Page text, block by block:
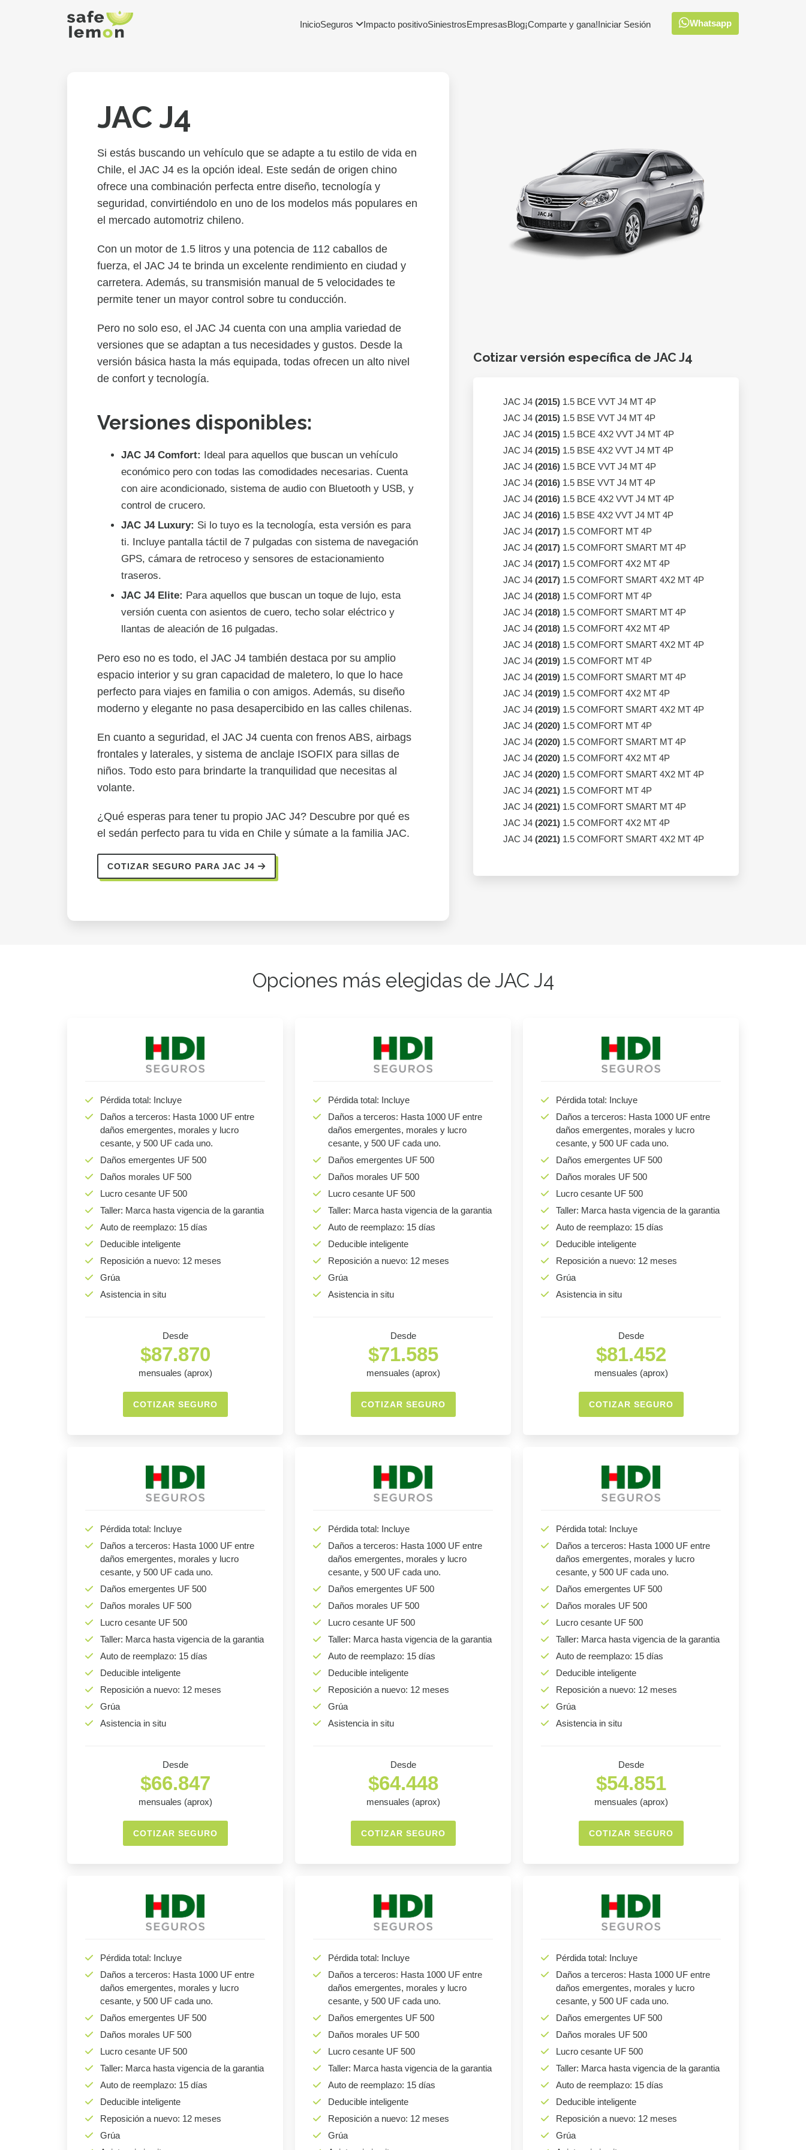
InicioSeguros Impacto positivoSiniestrosEmpresasBlog¡Comparte y gana!Iniciar Sesión Whatsapp
JAC J4
Si estás buscando un vehículo que se adapte a tu estilo de vida en
Chile, el JAC J4 es la opción ideal. Este sedán de origen chino
ofrece una combinación perfecta entre diseño, tecnología y
seguridad, convirtiéndolo en uno de los modelos más populares en
el mercado automotriz chileno.
Con un motor de 1.5 litros y una potencia de 112 caballos de
fuerza, el JAC J4 te brinda un excelente rendimiento en ciudad y
carretera. Además, su transmisión manual de 5 velocidades te
permite tener un mayor control sobre tu conducción.
Pero no solo eso, el JAC J4 cuenta con una amplia variedad de
versiones que se adaptan a tus necesidades y gustos. Desde la
versión básica hasta la más equipada, todas ofrecen un alto nivel
de confort y tecnología.
Versiones disponibles:
JAC J4 Comfort: Ideal para aquellos que buscan un vehículo
económico pero con todas las comodidades necesarias. Cuenta
con aire acondicionado, sistema de audio con Bluetooth y USB, y
control de crucero.
JAC J4 Luxury: Si lo tuyo es la tecnología, esta versión es para
ti. Incluye pantalla táctil de 7 pulgadas con sistema de navegación
GPS, cámara de retroceso y sensores de estacionamiento
traseros.
JAC J4 Elite: Para aquellos que buscan un toque de lujo, esta
versión cuenta con asientos de cuero, techo solar eléctrico y
llantas de aleación de 16 pulgadas.
Pero eso no es todo, el JAC J4 también destaca por su amplio
espacio interior y su gran capacidad de maletero, lo que lo hace
perfecto para viajes en familia o con amigos. Además, su diseño
moderno y elegante no pasa desapercibido en las calles chilenas.
En cuanto a seguridad, el JAC J4 cuenta con frenos ABS, airbags
frontales y laterales, y sistema de anclaje ISOFIX para sillas de
niños. Todo esto para brindarte la tranquilidad que necesitas al
volante.
¿Qué esperas para tener tu propio JAC J4? Descubre por qué es
el sedán perfecto para tu vida en Chile y súmate a la familia JAC.
COTIZAR SEGURO PARA JAC J4
Cotizar versión específica de JAC J4
JAC J4 (2015) 1.5 BCE VVT J4 MT 4P
JAC J4 (2015) 1.5 BSE VVT J4 MT 4P
JAC J4 (2015) 1.5 BCE 4X2 VVT J4 MT 4P
JAC J4 (2015) 1.5 BSE 4X2 VVT J4 MT 4P
JAC J4 (2016) 1.5 BCE VVT J4 MT 4P
JAC J4 (2016) 1.5 BSE VVT J4 MT 4P
JAC J4 (2016) 1.5 BCE 4X2 VVT J4 MT 4P
JAC J4 (2016) 1.5 BSE 4X2 VVT J4 MT 4P
JAC J4 (2017) 1.5 COMFORT MT 4P
JAC J4 (2017) 1.5 COMFORT SMART MT 4P
JAC J4 (2017) 1.5 COMFORT 4X2 MT 4P
JAC J4 (2017) 1.5 COMFORT SMART 4X2 MT 4P
JAC J4 (2018) 1.5 COMFORT MT 4P
JAC J4 (2018) 1.5 COMFORT SMART MT 4P
JAC J4 (2018) 1.5 COMFORT 4X2 MT 4P
JAC J4 (2018) 1.5 COMFORT SMART 4X2 MT 4P
JAC J4 (2019) 1.5 COMFORT MT 4P
JAC J4 (2019) 1.5 COMFORT SMART MT 4P
JAC J4 (2019) 1.5 COMFORT 4X2 MT 4P
JAC J4 (2019) 1.5 COMFORT SMART 4X2 MT 4P
JAC J4 (2020) 1.5 COMFORT MT 4P
JAC J4 (2020) 1.5 COMFORT SMART MT 4P
JAC J4 (2020) 1.5 COMFORT 4X2 MT 4P
JAC J4 (2020) 1.5 COMFORT SMART 4X2 MT 4P
JAC J4 (2021) 1.5 COMFORT MT 4P
JAC J4 (2021) 1.5 COMFORT SMART MT 4P
JAC J4 (2021) 1.5 COMFORT 4X2 MT 4P
JAC J4 (2021) 1.5 COMFORT SMART 4X2 MT 4P
Opciones más elegidas de JAC J4
Pérdida total: Incluye
Daños a terceros: Hasta 1000 UF entre
daños emergentes, morales y lucro
cesante, y 500 UF cada uno.
Daños emergentes UF 500
Daños morales UF 500
Lucro cesante UF 500
Taller: Marca hasta vigencia de la garantia
Auto de reemplazo: 15 días
Deducible inteligente
Reposición a nuevo: 12 meses
Grúa
Asistencia in situ
Desde
$87.870
mensuales (aprox)
COTIZAR SEGURO
Pérdida total: Incluye
Daños a terceros: Hasta 1000 UF entre
daños emergentes, morales y lucro
cesante, y 500 UF cada uno.
Daños emergentes UF 500
Daños morales UF 500
Lucro cesante UF 500
Taller: Marca hasta vigencia de la garantia
Auto de reemplazo: 15 días
Deducible inteligente
Reposición a nuevo: 12 meses
Grúa
Asistencia in situ
Desde
$71.585
mensuales (aprox)
COTIZAR SEGURO
Pérdida total: Incluye
Daños a terceros: Hasta 1000 UF entre
daños emergentes, morales y lucro
cesante, y 500 UF cada uno.
Daños emergentes UF 500
Daños morales UF 500
Lucro cesante UF 500
Taller: Marca hasta vigencia de la garantia
Auto de reemplazo: 15 días
Deducible inteligente
Reposición a nuevo: 12 meses
Grúa
Asistencia in situ
Desde
$81.452
mensuales (aprox)
COTIZAR SEGURO
Pérdida total: Incluye
Daños a terceros: Hasta 1000 UF entre
daños emergentes, morales y lucro
cesante, y 500 UF cada uno.
Daños emergentes UF 500
Daños morales UF 500
Lucro cesante UF 500
Taller: Marca hasta vigencia de la garantia
Auto de reemplazo: 15 días
Deducible inteligente
Reposición a nuevo: 12 meses
Grúa
Asistencia in situ
Desde
$66.847
mensuales (aprox)
COTIZAR SEGURO
Pérdida total: Incluye
Daños a terceros: Hasta 1000 UF entre
daños emergentes, morales y lucro
cesante, y 500 UF cada uno.
Daños emergentes UF 500
Daños morales UF 500
Lucro cesante UF 500
Taller: Marca hasta vigencia de la garantia
Auto de reemplazo: 15 días
Deducible inteligente
Reposición a nuevo: 12 meses
Grúa
Asistencia in situ
Desde
$64.448
mensuales (aprox)
COTIZAR SEGURO
Pérdida total: Incluye
Daños a terceros: Hasta 1000 UF entre
daños emergentes, morales y lucro
cesante, y 500 UF cada uno.
Daños emergentes UF 500
Daños morales UF 500
Lucro cesante UF 500
Taller: Marca hasta vigencia de la garantia
Auto de reemplazo: 15 días
Deducible inteligente
Reposición a nuevo: 12 meses
Grúa
Asistencia in situ
Desde
$54.851
mensuales (aprox)
COTIZAR SEGURO
Pérdida total: Incluye
Daños a terceros: Hasta 1000 UF entre
daños emergentes, morales y lucro
cesante, y 500 UF cada uno.
Daños emergentes UF 500
Daños morales UF 500
Lucro cesante UF 500
Taller: Marca hasta vigencia de la garantia
Auto de reemplazo: 15 días
Deducible inteligente
Reposición a nuevo: 12 meses
Grúa
Pérdida total: Incluye
Daños a terceros: Hasta 1000 UF entre
daños emergentes, morales y lucro
cesante, y 500 UF cada uno.
Daños emergentes UF 500
Daños morales UF 500
Lucro cesante UF 500
Taller: Marca hasta vigencia de la garantia
Auto de reemplazo: 15 días
Deducible inteligente
Reposición a nuevo: 12 meses
Grúa
Pérdida total: Incluye
Daños a terceros: Hasta 1000 UF entre
daños emergentes, morales y lucro
cesante, y 500 UF cada uno.
Daños emergentes UF 500
Daños morales UF 500
Lucro cesante UF 500
Taller: Marca hasta vigencia de la garantia
Auto de reemplazo: 15 días
Deducible inteligente
Reposición a nuevo: 12 meses
Grúa